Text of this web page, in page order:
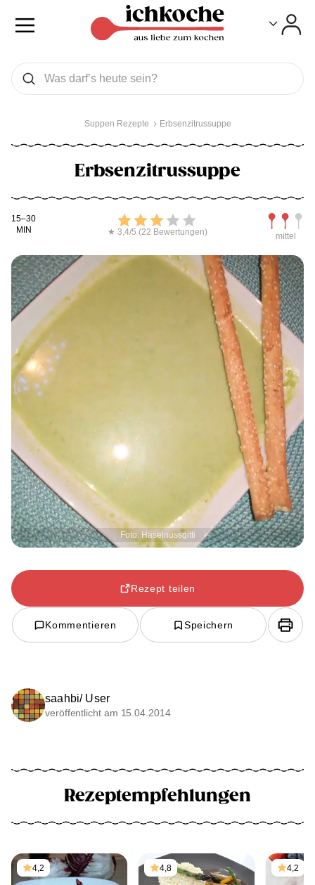
Was wollen Sie suchen
Suchen
Suppen Rezepte Erbsenzitrussuppe
Erbsenzitrussuppe
Kochdauer
15–30
MIN
Bewerten
★ 3,4/5 (22 Bewertungen) mittel
Foto: Haselnussgitti
Rezept teilen
Kommentieren Speichern
saahbi/ User
veröffentlicht am 15.04.2014
Rezeptempfehlungen
4,2 4,8 4,2